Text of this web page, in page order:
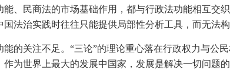
能、民商法的市场基础作用，都与行政法功能相互交
法治实践时往往只能提供局部性分析工具，而无法
能的关注不足。“三论”的理论重心落在行政权力与公
作为世界上最大的发展中国家，发展是解决一切问题